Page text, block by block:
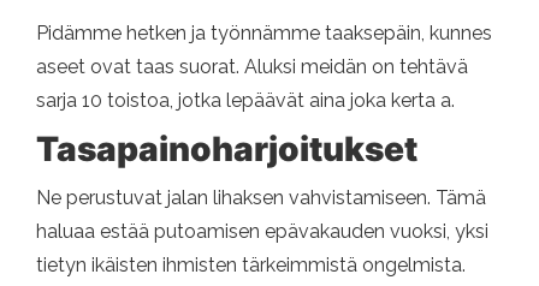
Pidämme hetken ja työnnämme taaksepäin, kunnes
aseet ovat taas suorat. Aluksi meidän on tehtävä
sarja 10 toistoa, jotka lepäävät aina joka kerta a.
Tasapainoharjoitukset
Ne perustuvat jalan lihaksen vahvistamiseen. Tämä
haluaa estää putoamisen epävakauden vuoksi, yksi
tietyn ikäisten ihmisten tärkeimmistä ongelmista.